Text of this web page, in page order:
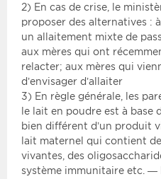
2) En cas de crise, le
proposer des alternatives :
un allaitement mixte de
aux mères qui ont
relacter; aux mères qui
d’envisager d’allaiter
3) En règle générale, les
le lait en poudre est à base
bien différent d’un produit
lait maternel qui contient
vivantes, des
système immunitaire etc. —